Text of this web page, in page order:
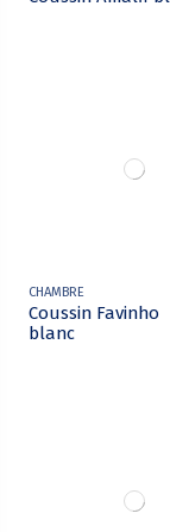
CHAMBRE
Coussin Favinho
blanc